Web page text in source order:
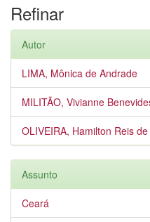
Refinar
Autor
LIMA, Mônica de Andrade
MILITÃO, Vivianne
OLIVEIRA, Hamilton Reis de
Assunto
Ceará